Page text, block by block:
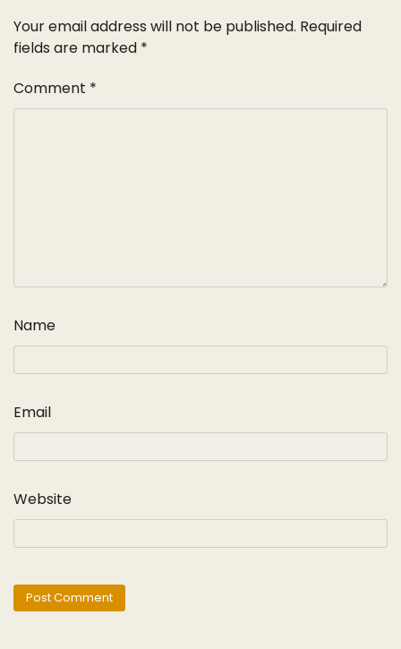
Your email address will not be published. Required
fields are marked *
Comment *
Name
Email
Website